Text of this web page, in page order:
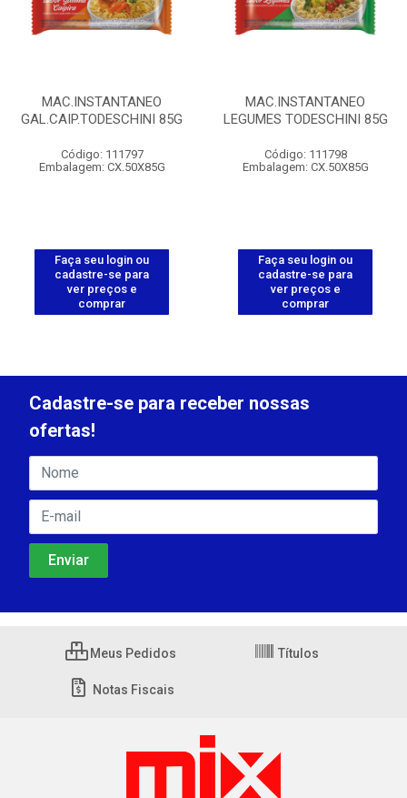
MAC.INSTANTANEO
GAL.CAIP.TODESCHINI 85G
Código: 111797
Embalagem: CX.50X85G
Faça seu login ou
cadastre-se para
ver preços e
comprar
MAC.INSTANTANEO
LEGUMES TODESCHINI 85G
Código: 111798
Embalagem: CX.50X85G
Faça seu login ou
cadastre-se para
ver preços e
comprar
Cadastre-se para receber nossas
ofertas!
Meus Pedidos Títulos
Notas Fiscais